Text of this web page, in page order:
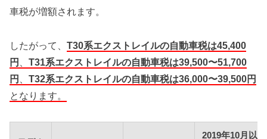
車税が増額されます。
したがって、T30系エクストレイルの自動車税は45,400
円
、T31系エクストレイルの自動車税は39,500〜51,700
円
、T32系エクストレイルの自動車税は36,000〜39,500円
となります。
2019年10月以